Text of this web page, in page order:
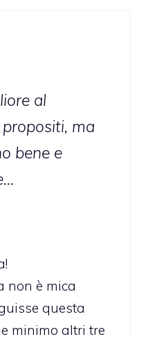
al
ma
bene e
non è mica
questa
minimo altri tre